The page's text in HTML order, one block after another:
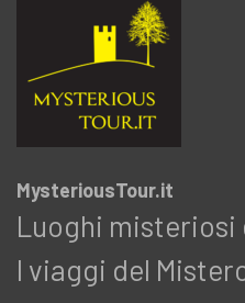
MysteriousTour.it
Luoghi misteriosi
I viaggi del